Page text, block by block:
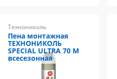
Технониколь
Пена монтажная
ТЕХНОНИКОЛЬ
SPECIAL ULTRA 70 M
всесезонная